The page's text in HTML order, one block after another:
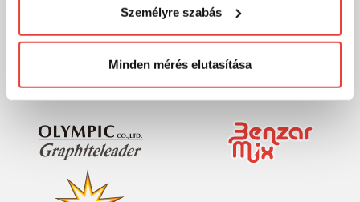
megváltoztathatod a döntésed ezzel kapcsolatban.
Előre is köszönjük!
Személyre szabás
Minden mérés elutasítása